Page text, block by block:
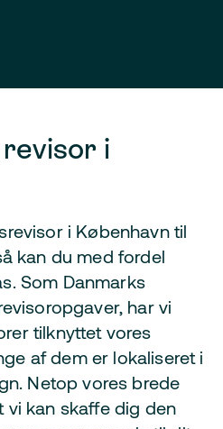
i
i København til
kan du med fordel
Som Danmarks
har vi
tilknyttet vores
af dem er lokaliseret i
Netop vores brede
kan skaffe dig den